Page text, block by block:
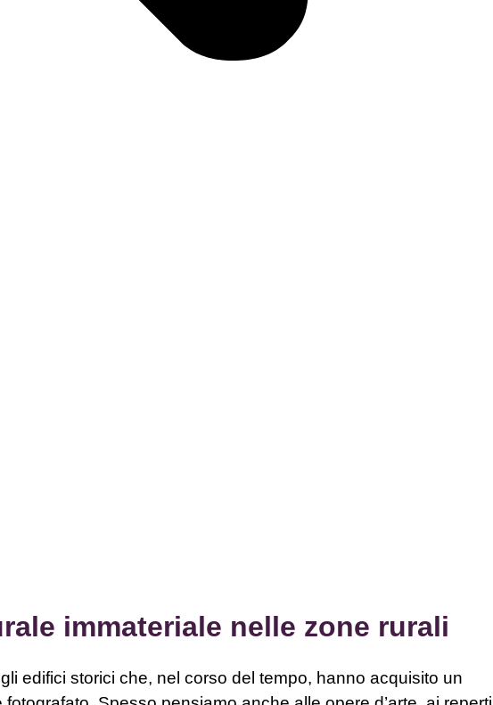
immateriale nelle zone rurali
edifici storici che, nel corso del tempo, hanno acquisito un